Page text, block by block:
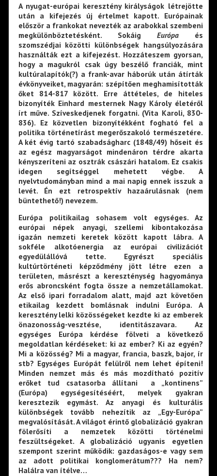
A nyugat-európai keresztény királyságok létrejötte
után a kifejezés új értelmet kapott. Európainak
először a frankokat nevezték az arabokkal szembeni
megkülönböztetésként. Sokáig Európaés
szomszédjai közötti különbségek hangsúlyozására
használták ezt a kifejezést. Hozzáteszem gyorsan,
hogy a magukról csak úgy beszélő franciák, mint
kultúralapítók(?) a frank-avar háborúk után átírták
évkönyveiket, magyarán: szépítően meghamisították
őket 814-817 között. Erre áttételes, de hiteles
bizonyíték Einhard mesternek Nagy Károly életéről
írt műve. Szíveskedjenek forgatni. (Vita Karoli, 830-
836). Ez közvetlen bizonyítékként fogható fel a
politika történetírást megerőszakoló természetére.
A két évig tartó szabadságharc (1848/49) hőseit és
az egész magyarságot mindenáron térdre akarta
kényszeríteni az osztrák császári hatalom. Ez csakis
idegen segítséggel mehetett végbe. A
nyelvtudományban mind a mai napig ennek isszuk a
levét. Én ezt retrospektív hazaárulásnak (nem
büntethető!) nevezem.
Európa politikailag sohasem volt egységes. Az
európai népek anyagi, szellemi kibontakozása
igazán nemzeti keretek között kapott lábra. A
sokféle alkotóenergia az európai civilizációt
egyedülállóvá tette. Egyrészt speciális
kultúrtörténeti képződmény jött létre ezen a
területen, másrészt a kereszténység hagyománya
erős abroncsként fogta össze a nemzetállamokat.
Az első ipari forradalom alatt, majd azt követően
etikailag kezdett bomlásnak indulni Európa. A
keresztény lelki közösségeket kezdte ki az emberek
önazonosság-vesztése, identitászavara. Az
egységes Európa kérdése fölveti a következő
megoldatlan kérdéseket: ki az ember? Ki az egyén?
Mi a közösség? Mi a magyar, francia, baszk, bajor, ír
stb? Egységes Európát felülről nem lehet építeni!
Minden nemzet más és más mozdítható pozitív
erőket tud csatasorba állítani a „kontinens”
(Európa) egységesítéséért, melyek gyakran
keresztezik egymást. Az anyagi és kulturális
különbségek tovább nehezítik az „Egy-Európa”
megvalósítását. A világot érintő globalizáció gyakran
fölerősíti a nemzetek közötti történelmi
feszültségeket. A globalizáció ugyanis egyetlen
szempont szerint működik: gazdaságos-e vagy sem
az adott politikai konglomerátum??? Ha nem?
Halálra van ítélve…